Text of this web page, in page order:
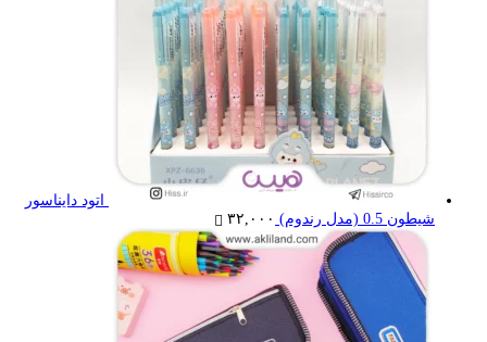
اتود دایناسور
شیطون 0.5 (مدل رندوم)
۳۲,۰۰۰